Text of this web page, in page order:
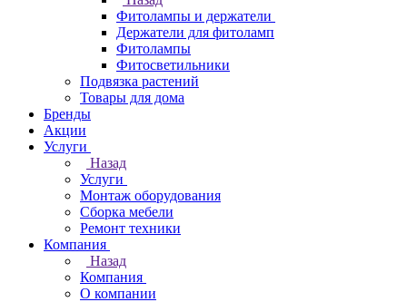
Фитолампы и держатели
Держатели для фитоламп
Фитолампы
Фитосветильники
Подвязка растений
Товары для дома
Бренды
Акции
Услуги
Назад
Услуги
Монтаж оборудования
Сборка мебели
Ремонт техники
Компания
Назад
Компания
О компании